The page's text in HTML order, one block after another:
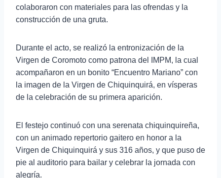
colaboraron con materiales para las ofrendas y la
construcción de una gruta.
Durante el acto, se realizó la entronización de la
Virgen de Coromoto como patrona del IMPM, la cual
acompañaron en un bonito “Encuentro Mariano” con
la imagen de la Virgen de Chiquinquirá, en vísperas
de la celebración de su primera aparición.
El festejo continuó con una serenata chiquinquireña,
con un animado repertorio gaitero en honor a la
Virgen de Chiquinquirá y sus 316 años, y que puso de
pie al auditorio para bailar y celebrar la jornada con
alegría.